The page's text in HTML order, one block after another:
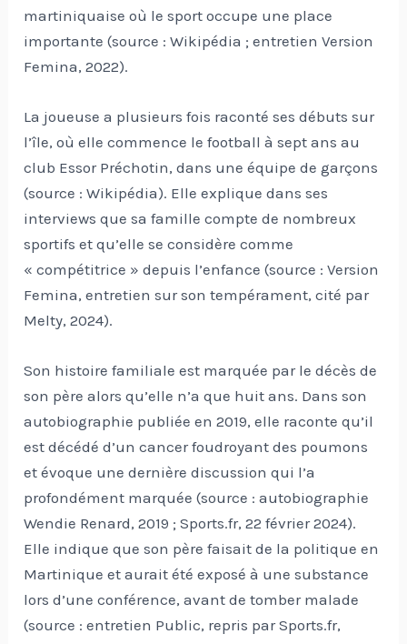
martiniquaise où le sport occupe une place
importante (source : Wikipédia ; entretien Version
Femina, 2022).
La joueuse a plusieurs fois raconté ses débuts sur
l’île, où elle commence le football à sept ans au
club Essor Préchotin, dans une équipe de garçons
(source : Wikipédia). Elle explique dans ses
interviews que sa famille compte de nombreux
sportifs et qu’elle se considère comme
« compétitrice » depuis l’enfance (source : Version
Femina, entretien sur son tempérament, cité par
Melty, 2024).
Son histoire familiale est marquée par le décès de
son père alors qu’elle n’a que huit ans. Dans son
autobiographie publiée en 2019, elle raconte qu’il
est décédé d’un cancer foudroyant des poumons
et évoque une dernière discussion qui l’a
profondément marquée (source : autobiographie
Wendie Renard, 2019 ; Sports.fr, 22 février 2024).
Elle indique que son père faisait de la politique en
Martinique et aurait été exposé à une substance
lors d’une conférence, avant de tomber malade
(source : entretien Public, repris par Sports.fr,